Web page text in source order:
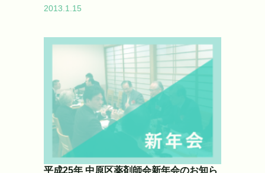
2013.1.15
平成25年 中原区薬剤師会新年会のお知ら